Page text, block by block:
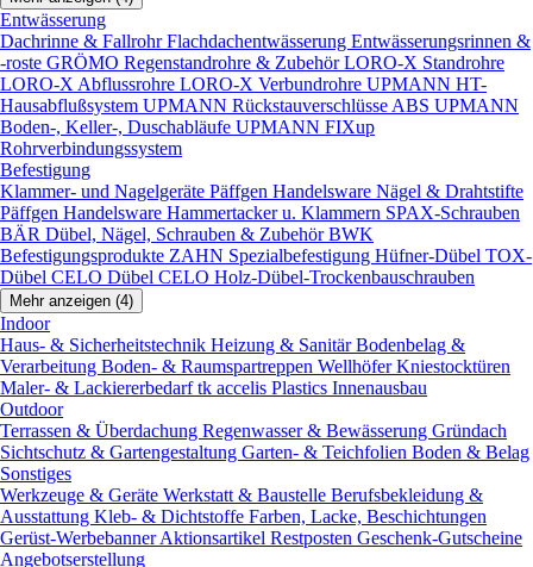
Entwässerung
Dachrinne & FallrohrFlachdachentwässerung Entwässerungsrinnen &
-roste GRÖMO Regenstandrohre & ZubehörLORO-X Standrohre
LORO-X Abflussrohre LORO-X Verbundrohre UPMANN HT-
Hausabflußsystem UPMANN Rückstauverschlüsse ABS UPMANN
Boden-, Keller-, Duschabläufe UPMANN FIXup
Rohrverbindungssystem
Befestigung
Klammer- und Nagelgeräte Päffgen Handelsware Nägel & Drahtstifte
Päffgen Handelsware Hammertacker u. Klammern SPAX-Schrauben
BÄR Dübel, Nägel, Schrauben & ZubehörBWK
Befestigungsprodukte ZAHN Spezialbefestigung Hüfner-Dübel TOX-
Dübel CELO Dübel CELO Holz-Dübel-Trockenbauschrauben
Mehr anzeigen (4)
Indoor
Haus- & Sicherheitstechnik Heizung & SanitärBodenbelag &
Verarbeitung Boden- & Raumspartreppen Wellhöfer Kniestocktüren
Maler- & Lackiererbedarftk accelis Plastics Innenausbau
Outdoor
Terrassen & Überdachung Regenwasser & Bewässerung Gründach
Sichtschutz & Gartengestaltung Garten- & Teichfolien Boden & Belag
Sonstiges
Werkzeuge & Geräte Werkstatt & Baustelle Berufsbekleidung &
Ausstattung Kleb- & Dichtstoffe Farben, Lacke, Beschichtungen
Gerüst-WerbebannerAktionsartikel Restposten Geschenk-Gutscheine
Angebotserstellung